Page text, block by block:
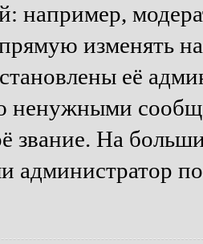
например,
изменять
её
ненужными
звание. На
администратор